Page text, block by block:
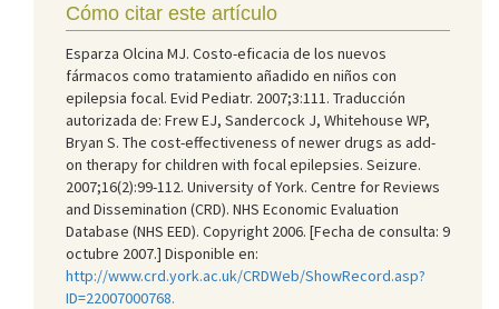
Cómo citar este artículo
Esparza Olcina MJ. Costo-eficacia de los nuevos
fármacos como tratamiento añadido en niños con
epilepsia focal. Evid Pediatr. 2007;3:111. Traducción
autorizada de: Frew EJ, Sandercock J, Whitehouse WP,
Bryan S. The cost-effectiveness of newer drugs as add-
on therapy for children with focal epilepsies. Seizure.
2007;16(2):99-112. University of York. Centre for Reviews
and Dissemination (CRD). NHS Economic Evaluation
Database (NHS EED). Copyright 2006. [Fecha de consulta: 9
octubre 2007.] Disponible en:
http://www.crd.york.ac.uk/CRDWeb/ShowRecord.asp?
ID=22007000768.